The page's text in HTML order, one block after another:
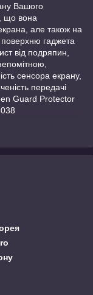
Вашого
що вона
але також на
гаджета
від подряпин,
сенсора екрану,
передачі
Guard Protector